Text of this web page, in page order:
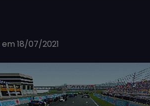
em 18/07/2021